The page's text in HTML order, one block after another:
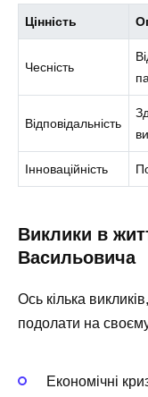
Цінність
Чесність
Відповідальність
Інноваційність
Виклики в
Васильовича
Ось кілька
подолати на
Економічні